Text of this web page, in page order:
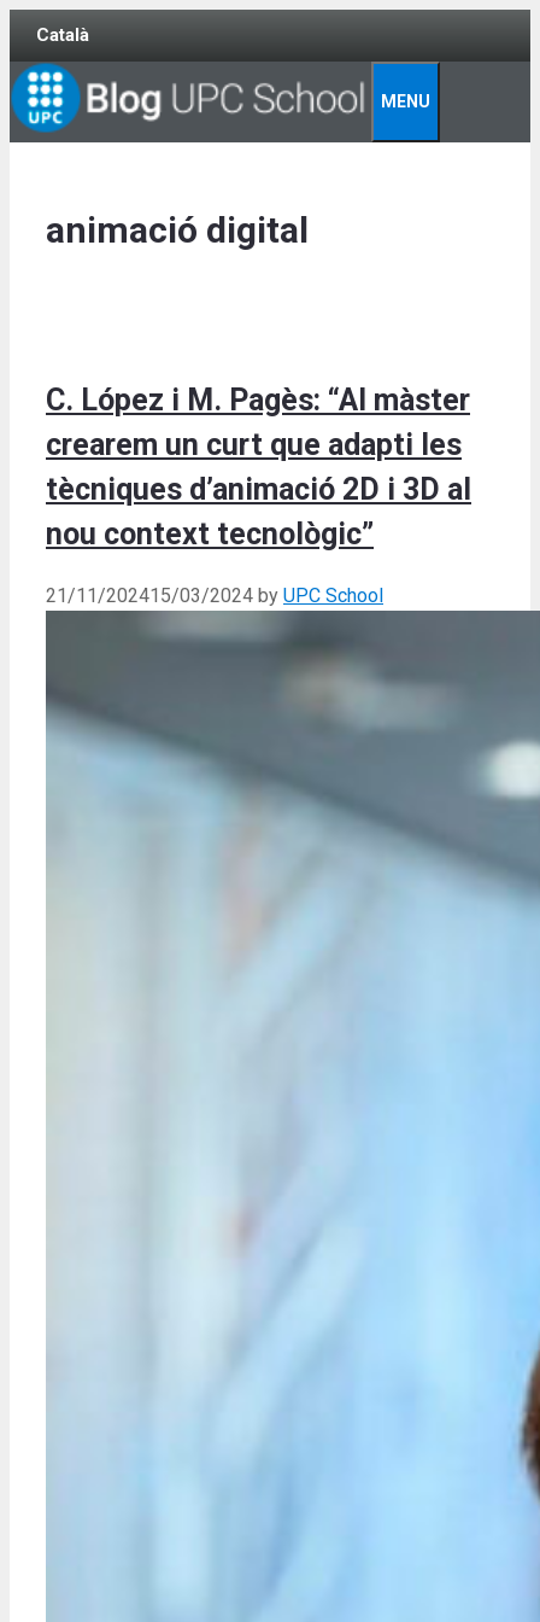
Skip
content
Català
MENU
animació digital
C. López i M. Pagès: “Al màster
crearem un curt que adapti les
tècniques d’animació 2D i 3D al
nou context tecnològic”
21/11/202415/03/2024 by UPC School